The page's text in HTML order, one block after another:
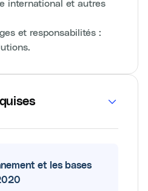
international et autres
et responsabilités :
et les bases